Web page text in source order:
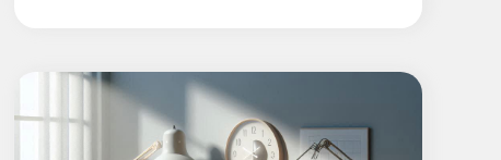
Möglichkeiten zur Verhinderung von
Unfällen. Die technische Unfallprävention
wie Sicherheitsgurt- und Airbag-Systeme